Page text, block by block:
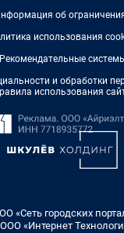
об
использования
Рекомендательные
и обработки
использования
«Сеть городских
«Интернет